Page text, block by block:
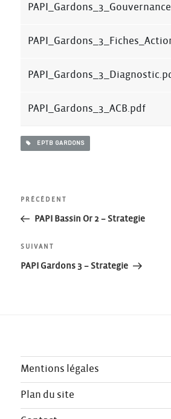
PAPI_Gardons_3_ACB.pdf
EPTB GARDONS
Navigation
l’article
Article
précédent
PRÉCÉDENT
PAPI Bassin Or 2 – Strategie
Article
suivant
SUIVANT
PAPI Gardons 3 – Strategie
Mentions légales
Plan du site